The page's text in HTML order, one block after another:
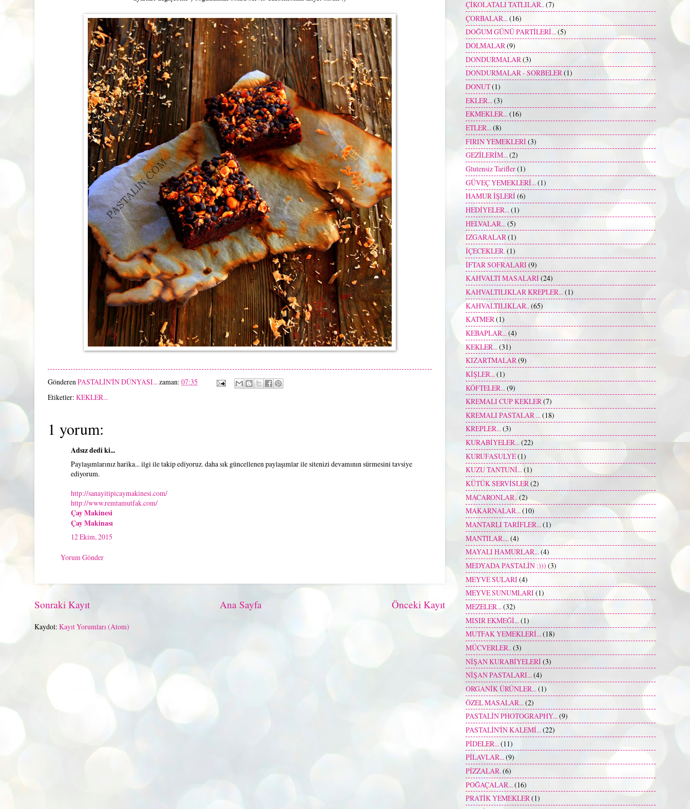
GönderenPASTALİN'İN DÜNYASI...zaman: 07:35
Etiketler: KEKLER...
1 yorum:
Adsız dedi ki...
Paylaşımlarınız harika... ilgi ile takip ediyoruz. daha sık güncellenen paylaşımlar ile sitenizi devamının sürmesini tavsiye
ediyorum.
http://sanayitipicaymakinesi.com/
http://www.remtamutfak.com/
Çay Makinesi
Çay Makinası
12 Ekim, 2015
Yorum Gönder
Sonraki Kayıt Önceki Kayıt
Ana Sayfa
Kaydol: Kayıt Yorumları (Atom)
ÇİKOLATALI TATLILAR..(7)
ÇORBALAR... (16)
DOĞUM GÜNÜ PARTİLERİ...(5)
DOLMALAR(9)
DONDURMALAR (3)
DONDURMALAR - SORBELER(1)
DONUT(1)
EKLER...(3)
EKMEKLER...(16)
ETLER...(8)
FIRIN YEMEKLERİ (3)
GEZİLERİM...(2)
Glutensiz Tarifler(1)
GÜVEÇ YEMEKLERİ...(1)
HAMUR İŞLERİ (6)
HEDİYELER...(1)
HELVALAR... (5)
IZGARALAR(1)
İÇECEKLER.(1)
İFTAR SOFRALARI (9)
KAHVALTI MASALARI(24)
KAHVALTILIKLAR KREPLER...(1)
KAHVALTILIKLAR.. (65)
KATMER(1)
KEBAPLAR...(4)
KEKLER... (31)
KIZARTMALAR(9)
KİŞLER...(1)
KÖFTELER... (9)
KREMALI CUP KEKLER(7)
KREMALI PASTALAR ...(18)
KREPLER...(3)
KURABİYELER...(22)
KURUFASULYE(1)
KUZU TANTUNİ...(1)
KÜTÜK SERVİSLER(2)
MACARONLAR.. (2)
MAKARNALAR...(10)
MANTARLI TARİFLER...(1)
MANTILAR.... (4)
MAYALI HAMURLAR...(4)
MEDYADA PASTALİN :))) (3)
MEYVE SULARI (4)
MEYVE SUNUMLARI (1)
MEZELER...(32)
MISIR EKMEĞİ...(1)
MUTFAK YEMEKLERİ...(18)
MÜCVERLER..(3)
NİŞAN KURABİYELERİ (3)
NİŞAN PASTALARI...(4)
ORGANİK ÜRÜNLER...(1)
ÖZEL MASALAR... (2)
PASTALİN PHOTOGRAPHY...(9)
PASTALİN'İN KALEMİ...(22)
PİDELER...(11)
PİLAVLAR...(9)
PİZZALAR.(6)
POĞAÇALAR... (16)
PRATİK YEMEKLER(1)